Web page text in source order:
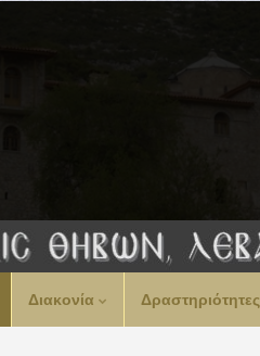
Διακονία Δραστηριότητες